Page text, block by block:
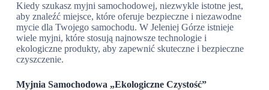
Kiedy szukasz myjni samochodowej, niezwykle istotne jest,
aby znaleźć miejsce, które oferuje bezpieczne i niezawodne
mycie dla Twojego samochodu. W Jeleniej Górze istnieje
wiele myjni, które stosują najnowsze technologie i
ekologiczne produkty, aby zapewnić skuteczne i bezpieczne
czyszczenie.
Myjnia Samochodowa „Ekologiczne Czystość”